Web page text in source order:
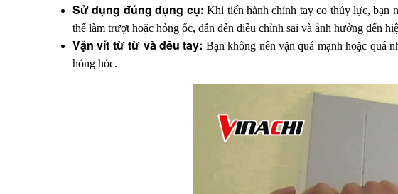
Sử dụng đúng dụng cụ: Khi tiến hành chỉnh tay co thủy lực, bạn
thể làm trượt hoặc hỏng ốc, dẫn đến điều chỉnh sai và ảnh hưởng đến
Vặn vít từ từ và đều tay: Bạn không nên vặn quá mạnh hoặc quá
hỏng hóc.